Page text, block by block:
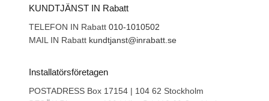
KUNDTJÄNST IN Rabatt
TELEFON IN Rabatt 010-1010502
MAIL IN Rabatt kundtjanst@inrabatt.se
Installatörsföretagen
POSTADRESS Box 17154 | 104 62 Stockholm